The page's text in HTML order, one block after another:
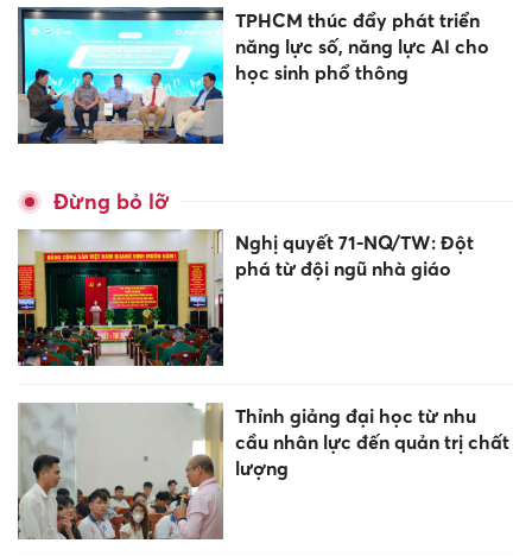
TPHCM thúc đẩy phát triển
năng lực số, năng lực AI cho
học sinh phổ thông
Đừng bỏ lỡ
Nghị quyết 71-NQ/TW: Đột
phá từ đội ngũ nhà giáo
Thỉnh giảng đại học từ nhu
cầu nhân lực đến quản trị chất
lượng